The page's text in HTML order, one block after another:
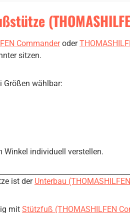
Commanderoder
sitzen.
Größen wählbar:
individuell verstellen.
ist der Unterbau
mit Stützfuß (THOMASHILFEN